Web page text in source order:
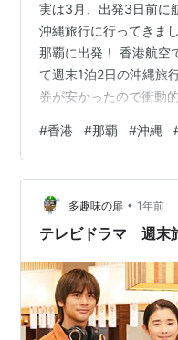
実は3月、出発3日前に
沖縄旅行に行ってきま
那覇に出発！ 香港航空
て週末1泊2日の沖縄旅
券が安かったので衝動
チェックイン ゲートへ
内食 那覇空港到着 利
航空です。土曜日の昼
3/8 HX658 香港11:30
ずはいつもの通り、空
#香港 #那覇 #沖縄
多趣味の扉 • 1年前
テレビドラマ 週末